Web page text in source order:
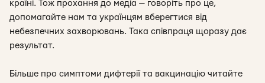
країні. Тож прохання до медіа — говоріть про це,
допомагайте нам та українцям вберегтися від
небезпечних захворювань. Така співпраця щоразу дає
результат.
Більше про симптоми дифтерії та вакцинацію читайте